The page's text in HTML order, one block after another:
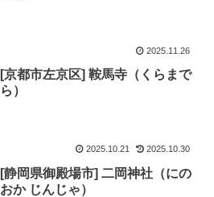
2025.11.26
[京都市左京区] 鞍馬寺（くらまで
ら）
2025.10.21 2025.10.30
[静岡県御殿場市] 二岡神社（にの
おか じんじゃ）